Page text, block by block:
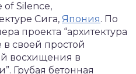
of Silence,
Сига, Япония. По
проекта “архитектура
в своей простой
восхищения в
Грубая бетонная